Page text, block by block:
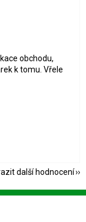
obchodu,
k tomu. Vřele
další hodnocení